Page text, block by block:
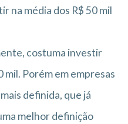
na média dos R$ 50 mil
costuma investir
mil. Porém em empresas
definida, que já
melhor definição